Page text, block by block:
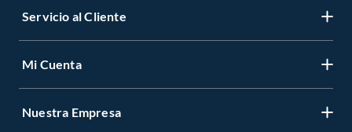
Servicio al Cliente
Mi Cuenta
Nuestra Empresa